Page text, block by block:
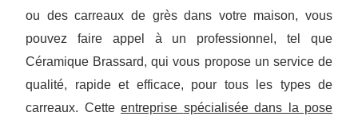
ou des carreaux de grès dans votre maison, vous
pouvez faire appel à un professionnel, tel que
Céramique Brassard, qui vous propose un service de
qualité, rapide et efficace, pour tous les types de
carreaux. Cette entreprise spécialisée dans la pose